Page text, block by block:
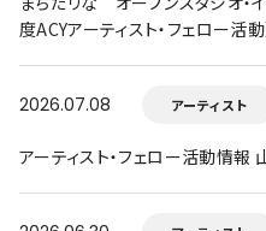
度ACYアーティスト・フェロー活動
2026.07.08 アーティスト
アーティスト・フェロー活動情報